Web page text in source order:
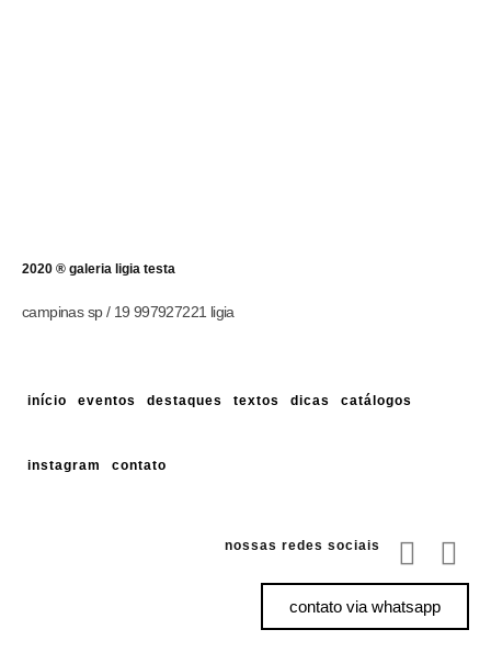
2020 ® galeria ligia testa
campinas sp / 19 997927221 ligia
início eventos destaques textos dicas catálogos
instagram contato
nossas redes sociais
contato via whatsapp